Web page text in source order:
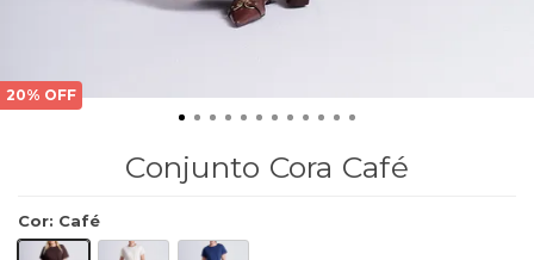
20% OFF
Conjunto Cora Café
Cor: Café